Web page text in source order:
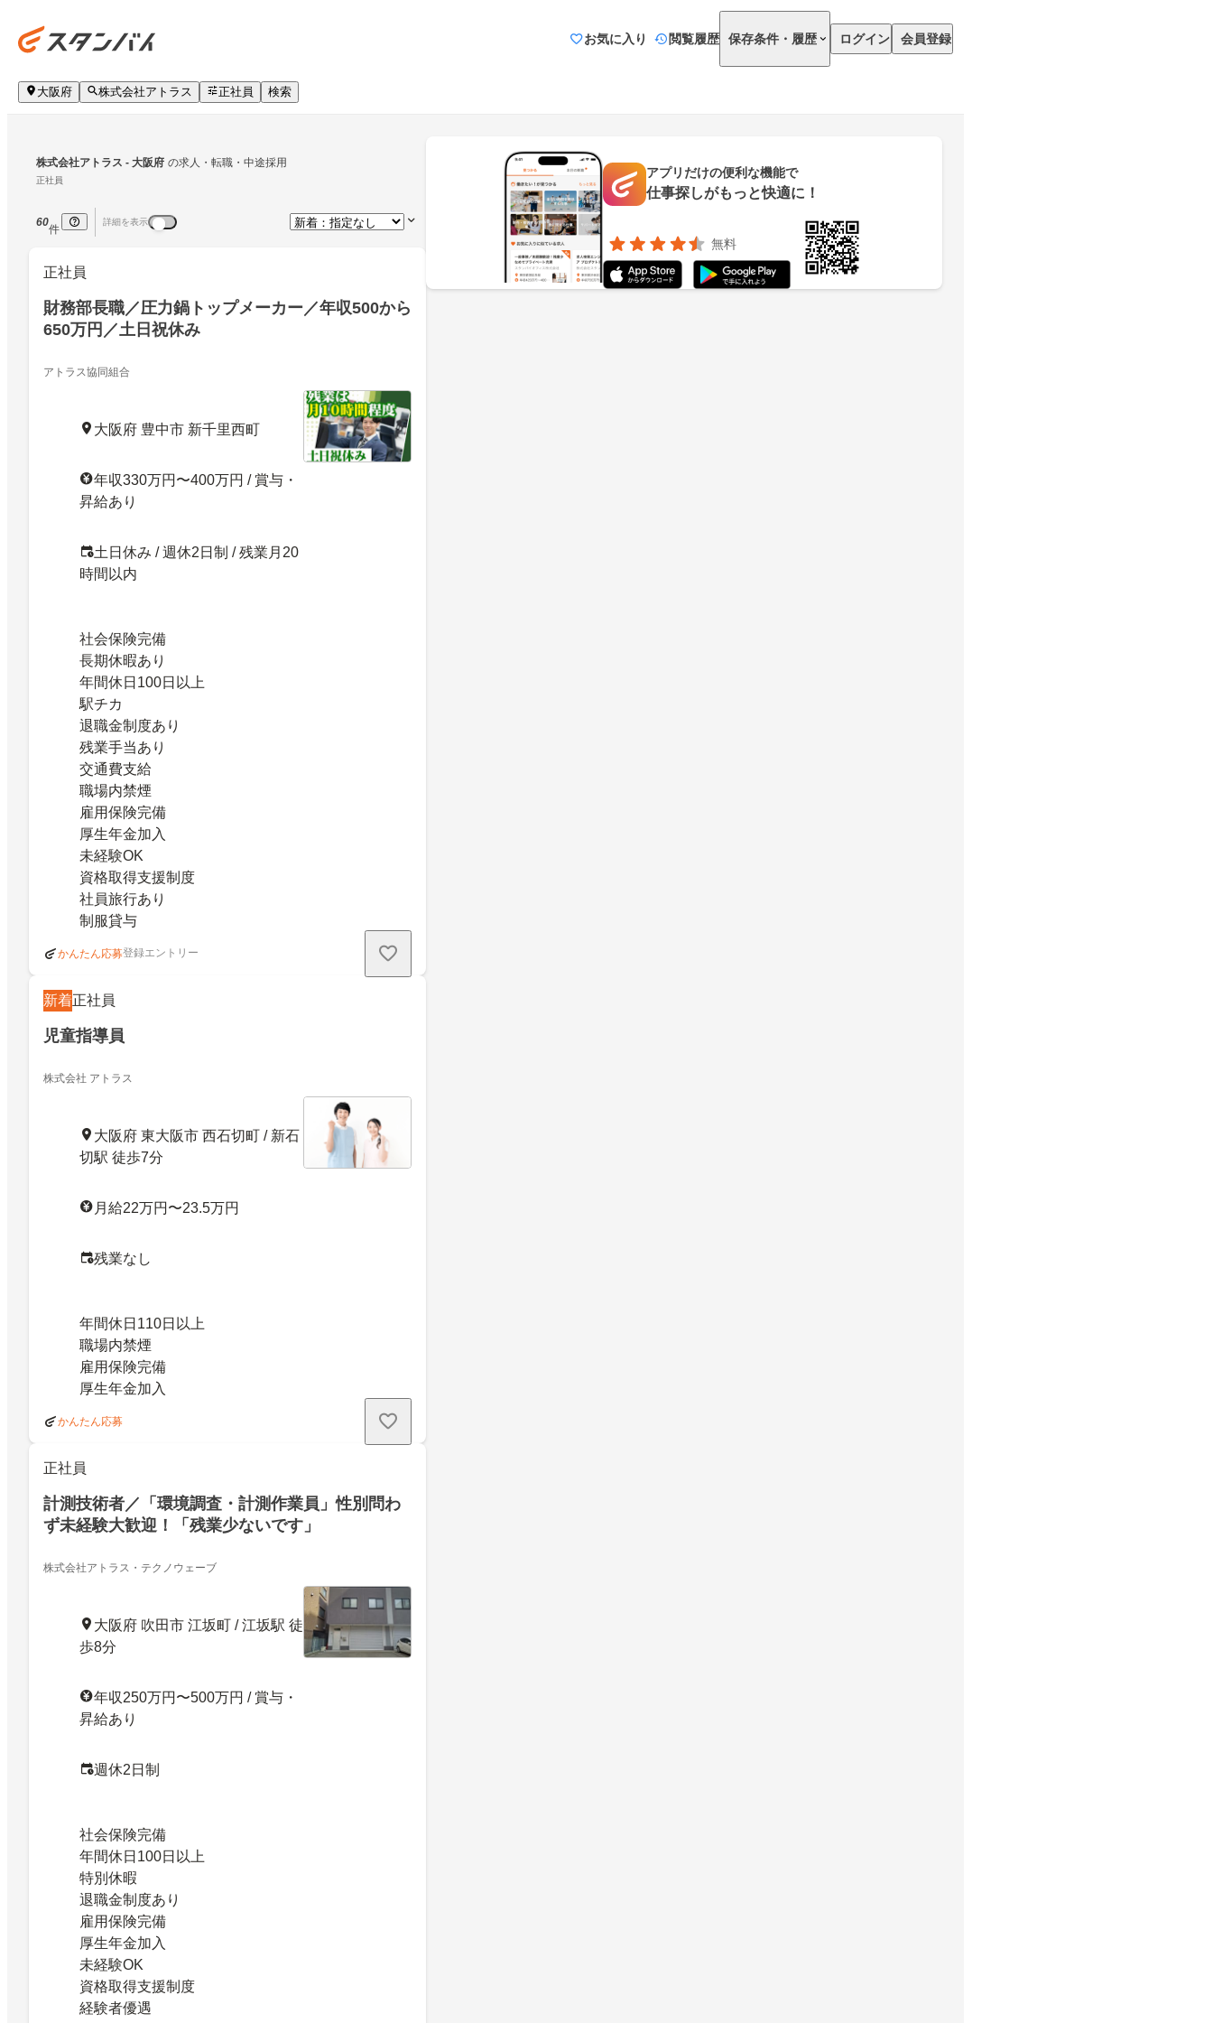
お気に入り 閲覧履歴 保存条件・履歴 ログイン 会員登録
大阪府 株式会社アトラス 正社員 検索
株式会社アトラス - 大阪府 の求人・転職・中途採用
正社員
60
件
詳細を表示
正社員
財務部長職／圧力鍋トップメーカー／年収500から
650万円／土日祝休み
アトラス協同組合
大阪府 豊中市 新千里西町
年収330万円〜400万円 / 賞与・
昇給あり
土日休み / 週休2日制 / 残業月20
時間以内
社会保険完備
長期休暇あり
年間休日100日以上
駅チカ
退職金制度あり
残業手当あり
交通費支給
職場内禁煙
雇用保険完備
厚生年金加入
未経験OK
資格取得支援制度
社員旅行あり
制服貸与
かんたん応募登録エントリー
新着正社員
児童指導員
株式会社 アトラス
大阪府 東大阪市 西石切町 / 新石
切駅 徒歩7分
月給22万円〜23.5万円
残業なし
年間休日110日以上
職場内禁煙
雇用保険完備
厚生年金加入
かんたん応募
正社員
計測技術者／「環境調査・計測作業員」性別問わ
ず未経験大歓迎！「残業少ないです」
株式会社アトラス・テクノウェーブ
大阪府 吹田市 江坂町 / 江坂駅 徒
歩8分
年収250万円〜500万円 / 賞与・
昇給あり
週休2日制
社会保険完備
年間休日100日以上
特別休暇
退職金制度あり
雇用保険完備
厚生年金加入
未経験OK
資格取得支援制度
経験者優遇
アプリだけの便利な機能で
仕事探しがもっと快適に！
無料